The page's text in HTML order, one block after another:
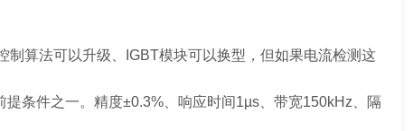
算法可以升级、IGBT模块可以换型，但如果电流检测这
条件之一。精度±0.3%、响应时间1µs、带宽150kHz、隔